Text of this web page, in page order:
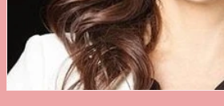
critique théâtre Rhinocéros